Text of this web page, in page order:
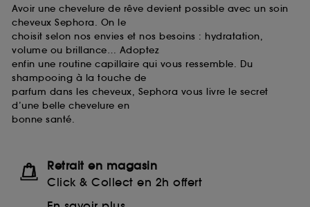
Avoir une chevelure de rêve devient possible avec un soin
cheveux Sephora. On le
choisit selon nos envies et nos besoins : hydratation,
volume ou brillance… Adoptez
enfin une routine capillaire qui vous ressemble. Du
shampooing à la touche de
parfum dans les cheveux, Sephora vous livre le secret
d’une belle chevelure en
bonne santé.
Retrait en magasin
Click & Collect en 2h offert